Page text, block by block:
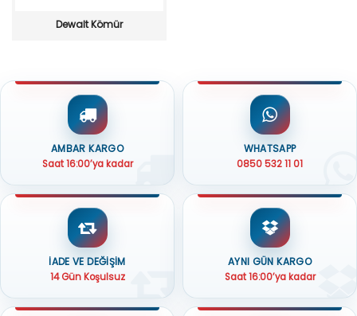
Dewalt Kömür
AMBAR KARGO
Saat 16:00’ya kadar
WHATSAPP
0850 532 11 01
İADE VE DEĞİŞİM
14 Gün Koşulsuz
AYNI GÜN KARGO
Saat 16:00’ya kadar